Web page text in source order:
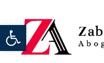
Abrir barra de